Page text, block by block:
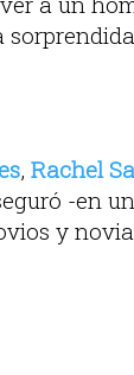
, Rachel
-en
y